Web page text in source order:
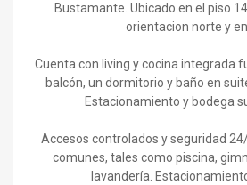
Bustamante. Ubicado en el piso
orientacion norte y
Cuenta con living y cocina integrada
balcón, un dormitorio y baño en
Estacionamiento y bodega
Accesos controlados y seguridad
comunes, tales como piscina,
lavandería.